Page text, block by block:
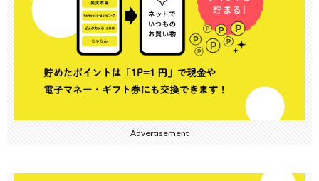
Advertisement